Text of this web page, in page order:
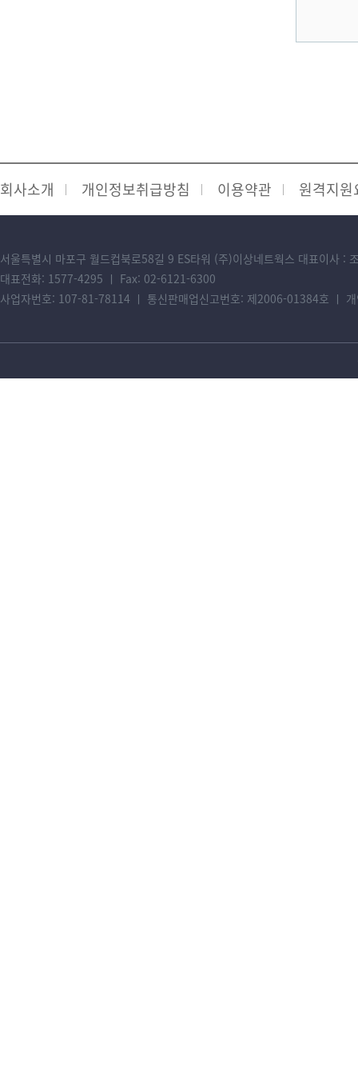
회사소개 개인정보취급방침 이용약관 원격지원
서울특별시 마포구 월드컵북로58길 9 ES타워 (주)이상네트웍스 대표이사 :
대표전화: 1577-4295 ㅣ Fax: 02-6121-6300
사업자번호: 107-81-78114 ㅣ 통신판매업신고번호: 제2006-01384호 ㅣ